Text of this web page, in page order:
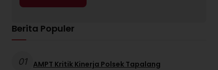
Berita Populer
01 AMPT Kritik Kinerja Polsek Tapalang